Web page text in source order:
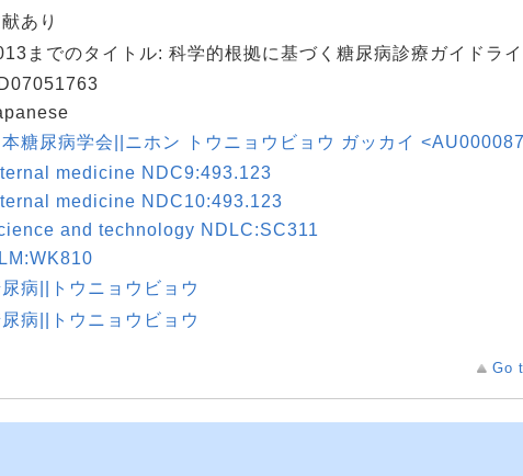
あり
までのタイトル: 科学的根拠に基づく糖尿病診療ガイドラ
本糖尿病学会||ニホン トウニョウビョウ ガッカイ
medicine NDC9:493.123
medicine NDC10:493.123
and technology NDLC:SC311
病||トウニョウビョウ
病||トウニョウビョウ
Go